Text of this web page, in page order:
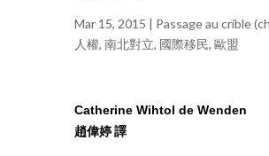
Mar 15, 2015 | Passage au crible
人權, 南北對立, 國際移民, 歐盟
Catherine Wihtol de Wenden
趙偉婷 譯